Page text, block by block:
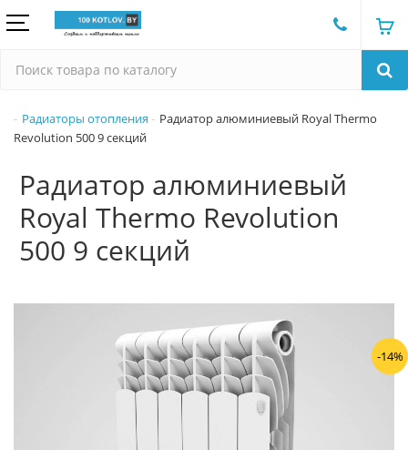
Радиаторы отопления
Радиатор алюминиевый Royal Thermo
Revolution 500 9 секций
Радиатор алюминиевый
Royal Thermo Revolution
500 9 секций
-14%